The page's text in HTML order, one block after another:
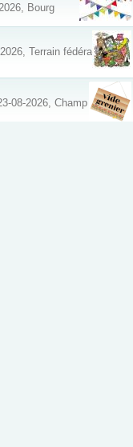
Bourg
Terrain fédération
08-2026, Champ de Foire